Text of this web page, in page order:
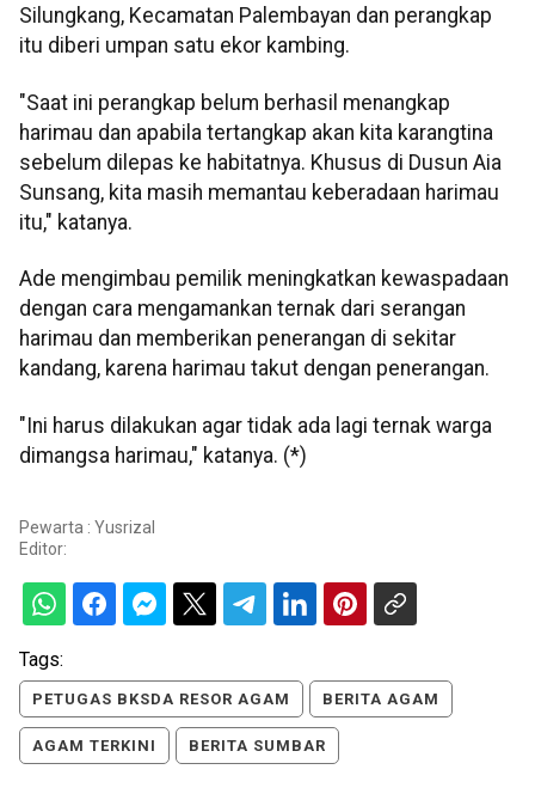
Silungkang, Kecamatan Palembayan dan perangkap
itu diberi umpan satu ekor kambing.
"Saat ini perangkap belum berhasil menangkap
harimau dan apabila tertangkap akan kita karangtina
sebelum dilepas ke habitatnya. Khusus di Dusun Aia
Sunsang, kita masih memantau keberadaan harimau
itu," katanya.
Ade mengimbau pemilik meningkatkan kewaspadaan
dengan cara mengamankan ternak dari serangan
harimau dan memberikan penerangan di sekitar
kandang, karena harimau takut dengan penerangan.
"Ini harus dilakukan agar tidak ada lagi ternak warga
dimangsa harimau," katanya. (*)
Pewarta : Yusrizal
Editor:
Tags:
PETUGAS BKSDA RESOR AGAM BERITA AGAM
AGAM TERKINI BERITA SUMBAR